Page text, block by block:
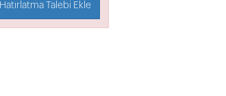
Hatırlatma Talebi Ekle